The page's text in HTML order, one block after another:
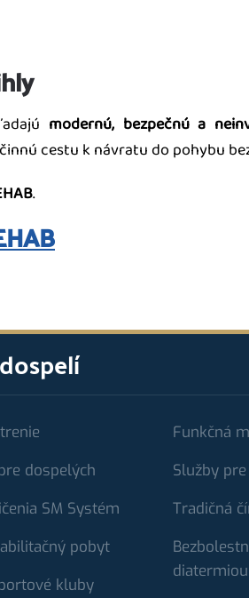
modernú, bezpečnú a
cestu k návratu do pohybu
.
dospelých
SM Systém
pobyt
kluby
Funkčná
Služby
Tradičná
diatermiou